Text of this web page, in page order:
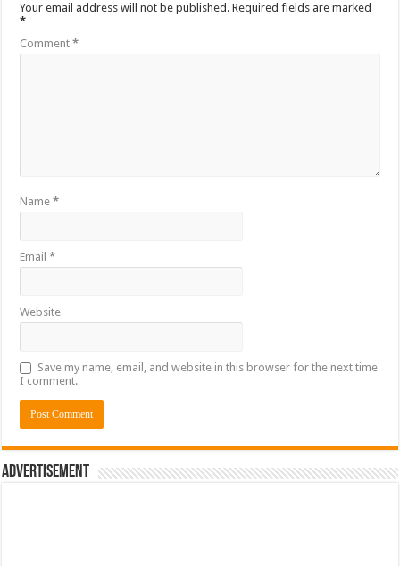
Your email address will not be published. Required fields are marked
*
Comment*
Name*
Email*
Website
Save my name, email, and website in this browser for the next time
I comment.
Advertisement